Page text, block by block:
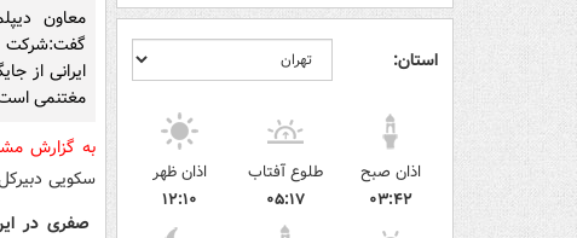
استان:
اذان صبح
۰۳:۴۲
طلوع آفتاب
۰۵:۱۷
اذان ظهر
۱۲:۱۰
معاون
گفت:شرکت
ایرانی از
مغتنمی است
به گزارش
سکویی
صفری در